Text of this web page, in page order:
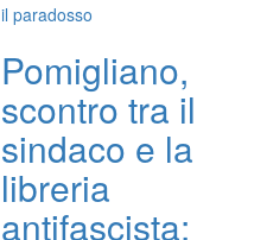
il paradosso
Pomigliano,
scontro tra il
sindaco e la
libreria
antifascista: